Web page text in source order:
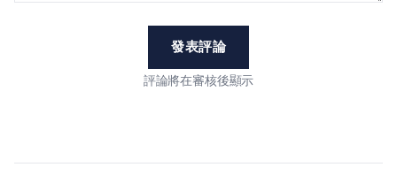
發表評論
評論將在審核後顯示